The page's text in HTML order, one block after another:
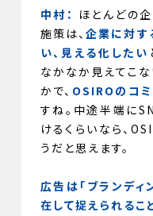
中村： ほとんどの
施策は、企業に対す
い、見える化したい
なかなか見えてこな
かで、 OSIROのコ
すね。中途半端に
けるくらいなら、
うだと思えます。
広告は「ブランディ
在して捉えられるこ